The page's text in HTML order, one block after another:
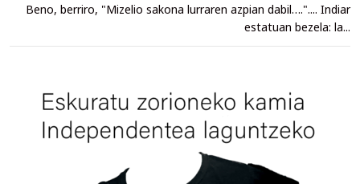
Beno, berriro, "Mizelio sakona lurraren azpian dabil….".... Indiar
estatuan bezela: la...